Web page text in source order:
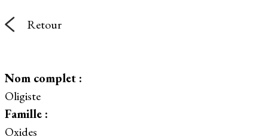
Retour
Nom complet :
Oligiste
Famille :
Oxides